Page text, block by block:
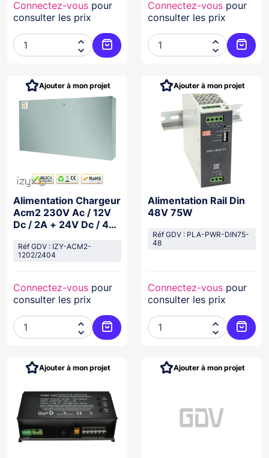
Connectez-vous pour
consulter les prix


Ajouter au panier
Connectez-vous pour
consulter les prix


Alimentation Chargeur
Acm2 230V Ac / 12V
Dc / 2A + 24V Dc / 4A
Réf GDV : IZY-ACM2-
1202/2404
Connectez-vous pour
consulter les prix


Ajouter au panier
Ajouter à mon projet
Alimentation Rail Din
48V 75W
Réf GDV : PLA-PWR-DIN75-
48
Connectez-vous pour
consulter les prix


Ajouter à mon projet
Ajouter à mon projet Ajouter à mon projet